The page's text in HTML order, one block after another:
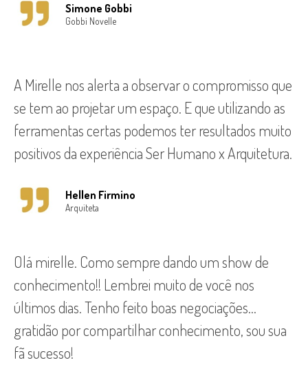
Simone Gobbi
Gobbi Novelle
A Mirelle nos alerta a observar o compromisso que
se tem ao projetar um espaço. E que utilizando as
ferramentas certas podemos ter resultados muito
positivos da experiência Ser Humano x Arquitetura.
Hellen Firmino
Arquiteta
Olá mirelle. Como sempre dando um show de
conhecimento!! Lembrei muito de você nos
últimos dias. Tenho feito boas negociações…
gratidão por compartilhar conhecimento, sou sua
fã sucesso!